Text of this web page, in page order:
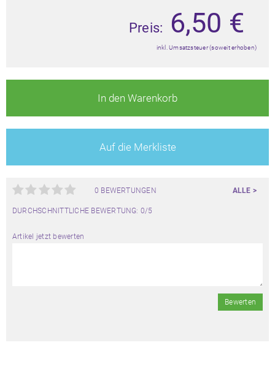
Preis: 6,50 €
inkl. Umsatzsteuer (soweit erhoben)
In den Warenkorb
Auf die Merkliste
0 BEWERTUNGEN ALLE >
DURCHSCHNITTLICHE BEWERTUNG: 0/5
Artikel jetzt bewerten
Bewerten